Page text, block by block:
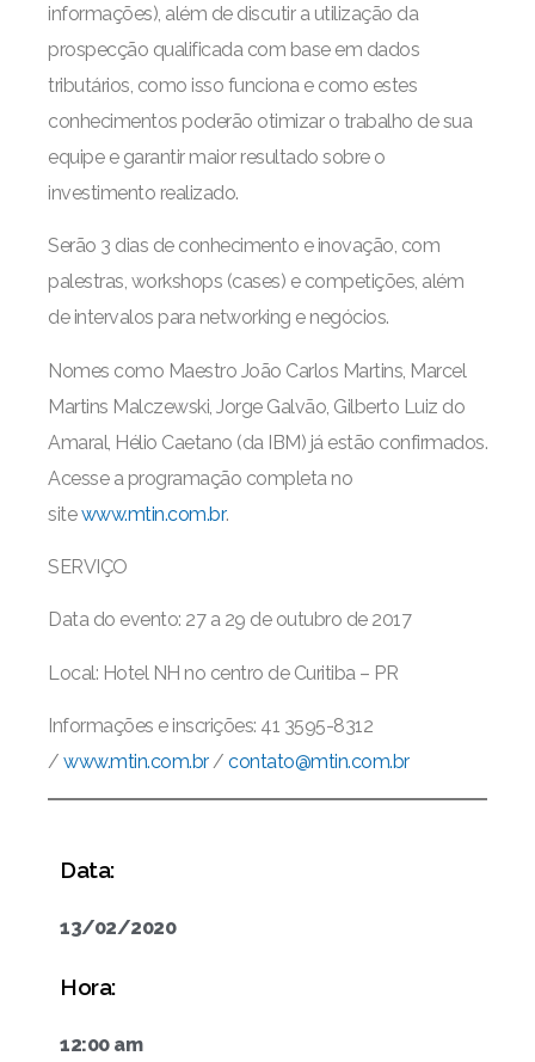
informações), além de discutir a utilização da
prospecção qualificada com base em dados
tributários, como isso funciona e como estes
conhecimentos poderão otimizar o trabalho de sua
equipe e garantir maior resultado sobre o
investimento realizado.
Serão 3 dias de conhecimento e inovação, com
palestras, workshops (cases) e competições, além
de intervalos para networking e negócios.
Nomes como Maestro João Carlos Martins, Marcel
Martins Malczewski, Jorge Galvão, Gilberto Luiz do
Amaral, Hélio Caetano (da IBM) já estão confirmados.
Acesse a programação completa no
sitewww.mtin.com.br.
SERVIÇO
Data do evento: 27 a 29 de outubro de 2017
Local: Hotel NH no centro de Curitiba – PR
Informações e inscrições: 41 3595-8312
/ www.mtin.com.br/ contato@mtin.com.br
Data:
13/02/2020
Hora:
12:00 am